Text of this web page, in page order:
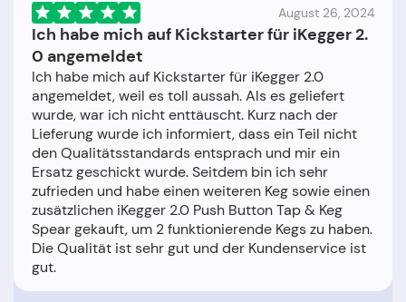
August 26, 2024
Ich habe mich auf Kickstarter für iKegger 2.
0 angemeldet
Ich habe mich auf Kickstarter für iKegger 2.0
angemeldet, weil es toll aussah. Als es geliefert
wurde, war ich nicht enttäuscht. Kurz nach der
Lieferung wurde ich informiert, dass ein Teil nicht
den Qualitätsstandards entsprach und mir ein
Ersatz geschickt wurde. Seitdem bin ich sehr
zufrieden und habe einen weiteren Keg sowie einen
zusätzlichen iKegger 2.0 Push Button Tap & Keg
Spear gekauft, um 2 funktionierende Kegs zu haben.
Die Qualität ist sehr gut und der Kundenservice ist